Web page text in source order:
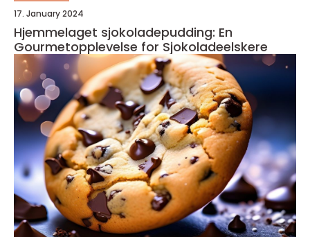
17. January 2024
Hjemmelaget sjokoladepudding: En
Gourmetopplevelse for Sjokoladeelskere